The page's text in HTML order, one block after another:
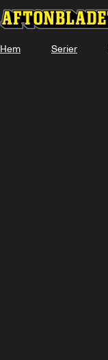
Hem Serier